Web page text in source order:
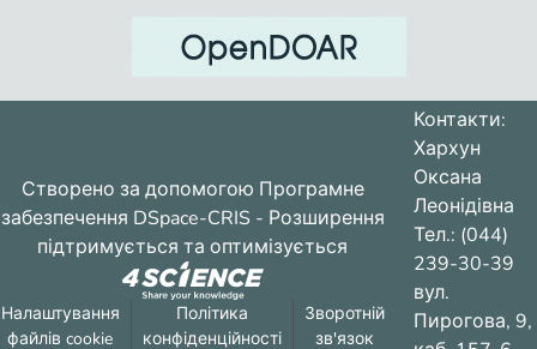
Створено за допомогою Програмне
забезпечення DSpace-CRIS - Розширення
підтримується та оптимізується
Налаштування
файлів cookie
Політика
конфіденційності
Зворотній
зв'язок
Контакти:
Хархун
Оксана
Леонідівна
Тел.: (044)
239-30-39
вул.
Пирогова, 9,